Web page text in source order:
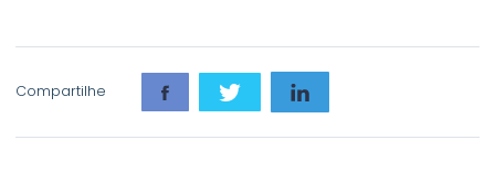
Compartilhe